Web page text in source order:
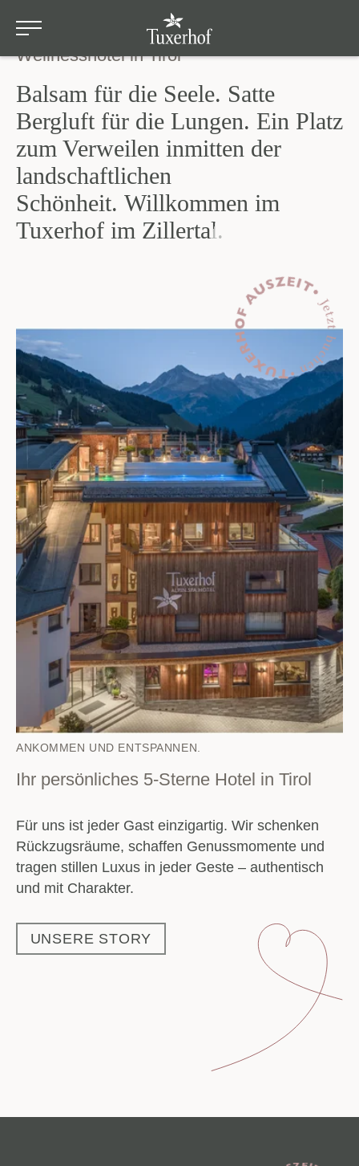
Wellnesshotel in Tirol
Balsam für die Seele. Satte
Bergluft für die Lungen. Ein Platz
zum Verweilen inmitten der
landschaftlichen
Schönheit. Willkommen im
Tuxerhof im Zillertal.
Ihr persönliches 5-Sterne Hotel in Tirol
Für uns ist jeder Gast einzigartig. Wir schenken
Rückzugsräume, schaffen Genussmomente und
tragen stillen Luxus in jeder Geste – authentisch
und mit Charakter.
UNSERE STORY
ANKOMMEN UND ENTSPANNEN.